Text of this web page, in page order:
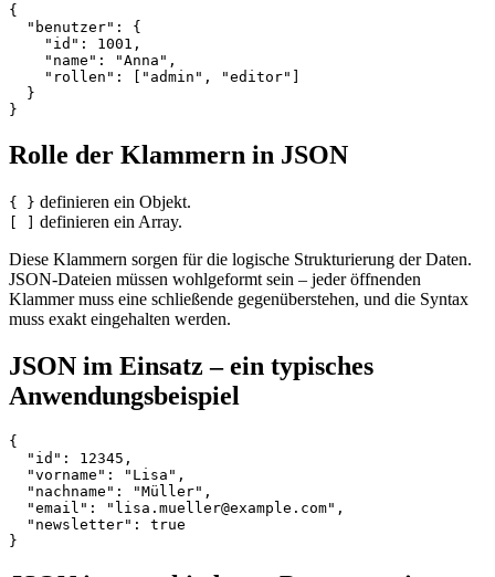
{
  "benutzer": {
    "id": 1001,
    "name": "Anna",
    "rollen": ["admin", "editor"]
  }
Rolle der Klammern in JSON
{ } definieren ein Objekt.
definieren ein Array.
Diese Klammern sorgen für die logische Strukturierung der Daten.
JSON-Dateien müssen wohlgeformt sein – jeder öffnenden
Klammer muss eine schließende gegenüberstehen, und die Syntax
muss exakt eingehalten werden.
JSON im Einsatz – ein typisches
Anwendungsbeispiel
{
  "id": 12345,
  "vorname": "Lisa",
  "nachname": "Müller",
  "email": "lisa.mueller@example.com",
  "newsletter": true